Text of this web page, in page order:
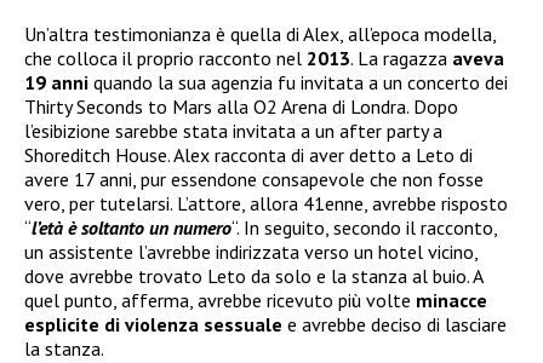
Un’altra testimonianza è quella di Alex, all’epoca modella,
che colloca il proprio racconto nel 2013. La ragazza aveva
19 anni quando la sua agenzia fu invitata a un concerto dei
Thirty Seconds to Mars alla O2 Arena di Londra. Dopo
l’esibizione sarebbe stata invitata a un after party a
Shoreditch House. Alex racconta di aver detto a Leto di
avere 17 anni, pur essendone consapevole che non fosse
vero, per tutelarsi. L’attore, allora 41enne, avrebbe risposto
“l’età è soltanto un numero“. In seguito, secondo il racconto,
un assistente l’avrebbe indirizzata verso un hotel vicino,
dove avrebbe trovato Leto da solo e la stanza al buio. A
quel punto, afferma, avrebbe ricevuto più volte minacce
esplicite di violenza sessuale e avrebbe deciso di lasciare
la stanza.